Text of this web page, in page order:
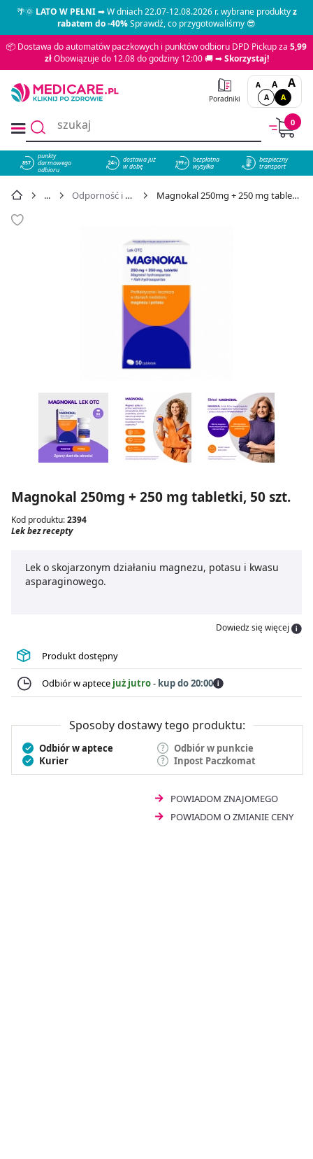
🌴🌞LATO W PEŁNI➡ W dniach 22.07-12.08.2026 r. wybrane produktyz
rabatem do -40%Sprawdź, co przygotowaliśmy 😎
📦 Dostawa do automatów paczkowych i punktów odbioru DPD Pickup za 5,99
złObowiązuje do 12.08 do godziny 12:00 🚚 ➡Skorzystaj!
Poradniki
A A A
A A
0
857
punkty
darmowego
odbioru
dostawa już
w dobę
bezpłatna
wysyłka
bezpieczny
transport
Odporność i wzmocnienie Magnokal 250mg + 250 mg tabletki, 50 szt. - cena 13,39 zł
Magnokal 250mg + 250 mg tabletki, 50 szt.
Kod produktu:2394
Lek bez recepty
Lek o skojarzonym działaniu magnezu, potasu i kwasu
asparaginowego.
Dowiedz się więcej
Produkt dostępny
Odbiór w aptece już jutro- kup do 20:00
Sposoby dostawy tego produktu:
Odbiór w aptece
Odbiór w punkcie
Kurier
Inpost Paczkomat
POWIADOM ZNAJOMEGO
POWIADOM O ZMIANIE CENY